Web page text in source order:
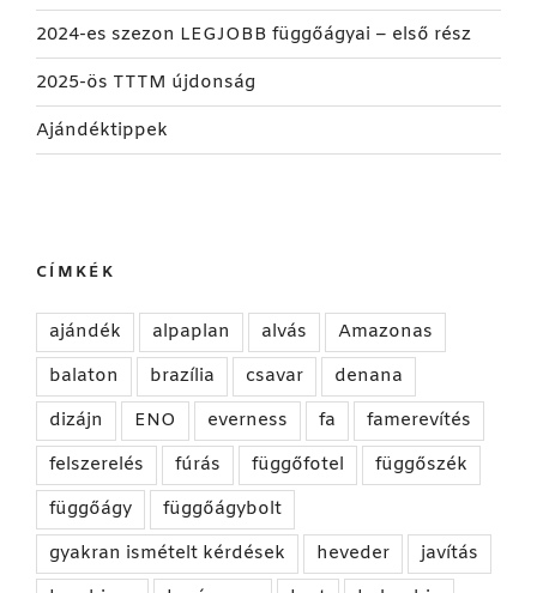
2024-es szezon LEGJOBB függőágyai – első rész
2025-ös TTTM újdonság
Ajándéktippek
CÍMKÉK
ajándék alpaplan alvás
Amazonas
balaton
brazília csavar
denana
dizájn
ENO everness fa
famerevítés
felszerelés
fúrás függőfotel
függőszék
függőágy
függőágybolt
gyakran ismételt kérdések
heveder
javítás